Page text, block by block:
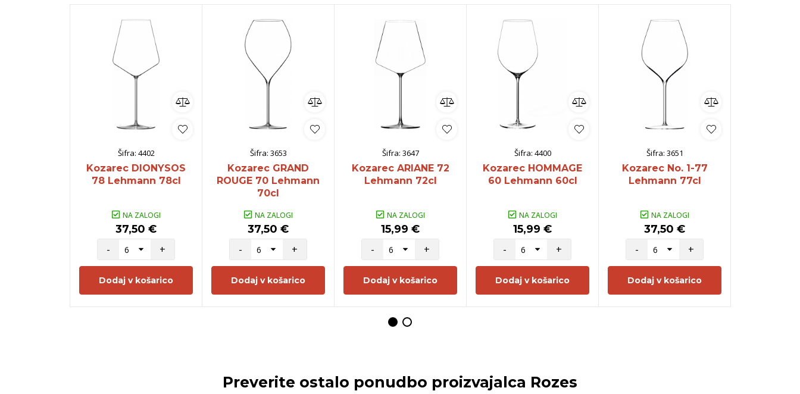
Šifra: 4402
Kozarec DIONYSOS
78 Lehmann 78cl
NA ZALOGI
37,50 €
-
+
Dodaj v košarico
Šifra: 3653
Kozarec GRAND
ROUGE 70 Lehmann
70cl
NA ZALOGI
37,50 €
-
+
Dodaj v košarico
Šifra: 3647
Kozarec ARIANE 72
Lehmann 72cl
NA ZALOGI
15,99 €
-
+
Dodaj v košarico
Šifra: 4400
Kozarec HOMMAGE
60 Lehmann 60cl
NA ZALOGI
15,99 €
-
+
Dodaj v košarico
Šifra: 3651
Kozarec No. 1-77
Lehmann 77cl
NA ZALOGI
37,50 €
-
+
Dodaj v košarico
Preverite ostalo ponudbo proizvajalca Rozes